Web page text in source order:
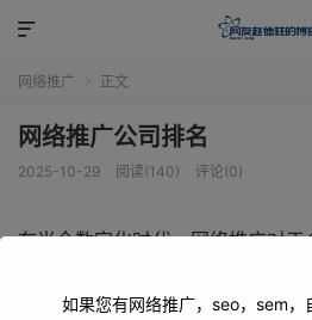

网络推广 正文
网络推广公司排名
2025-10-29 阅读(140) 评论(0)
在当今数字化时代，网络推广对
的作用。众多网络推广公司如雨后
公司中挑选出优质可靠的，网络推
如果您有网络推广，seo，sem，